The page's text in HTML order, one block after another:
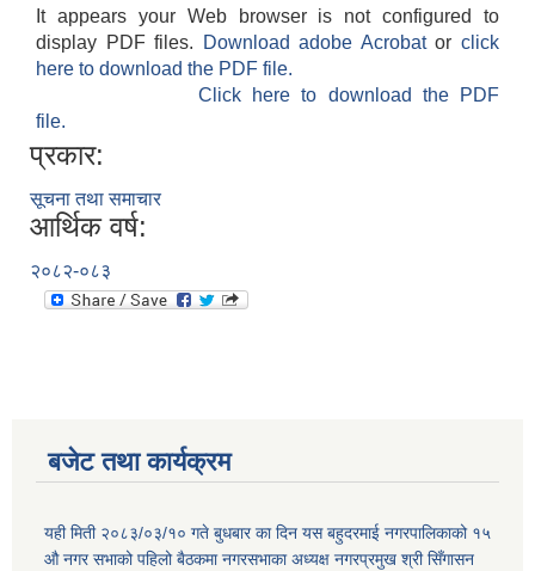
It appears your Web browser is not configured to
display PDF files.
Download adobe Acrobatorclick
here to download the PDF file.
Click here to download the PDF
file.
प्रकार:
सूचना तथा समाचार
आर्थिक वर्ष:
२०८२-०८३
बजेट तथा कार्यक्रम
यही मिती २०८३/०३/१० गते बुधबार का दिन यस बहुदरमाई नगरपालिकाको १५
औ नगर सभाको पहिलो बैठकमा नगरसभाका अध्यक्ष नगरप्रमुख श्री सिँगासन